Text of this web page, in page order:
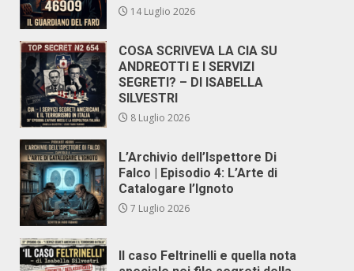
14 Luglio 2026
COSA SCRIVEVA LA CIA SU
ANDREOTTI E I SERVIZI
SEGRETI? – DI ISABELLA
SILVESTRI
8 Luglio 2026
L’Archivio dell’Ispettore Di
Falco | Episodio 4: L’Arte di
Catalogare l’Ignoto
7 Luglio 2026
Il caso Feltrinelli e quella nota